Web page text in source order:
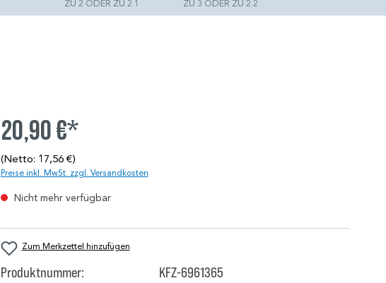
ZU 2 ODER ZU 2.1 ZU 3 ODER ZU 2.2
20,90 €*
(Netto: 17,56 €)
Preise inkl. MwSt. zzgl. Versandkosten
Nicht mehr verfügbar
Zum Merkzettel hinzufügen
Produktnummer:
KFZ-6961365